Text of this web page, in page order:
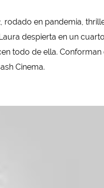
rodado en pandemia,
despierta en un
todo de ella. Conforman
Cinema.